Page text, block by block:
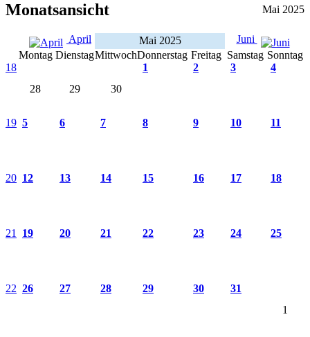
Monatsansicht Mai 2025
April Mai 2025
Juni
Montag DienstagMittwochDonnerstag Freitag Samstag Sonntag
18
28
29 30
1 2 3 4
19 5 6 7 8 9 10 11
20 12 13 14 15 16 17 18
21 19 20 21 22 23 24 25
22 26 27 28 29 30
31
1